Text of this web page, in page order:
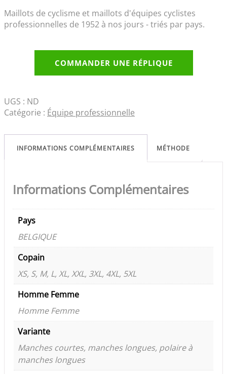
Maillots de cyclisme et maillots d'équipes cyclistes
professionnelles de 1952 à nos jours - triés par pays.
COMMANDER UNE RÉPLIQUE
UGS : ND
Catégorie : Équipe professionnelle
INFORMATIONS COMPLÉMENTAIRES MÉTHODE
Informations Complémentaires
Pays
BELGIQUE
Copain
XS, S, M, L, XL, XXL, 3XL, 4XL, 5XL
Homme Femme
Homme Femme
Variante
Manches courtes, manches longues, polaire à
manches longues